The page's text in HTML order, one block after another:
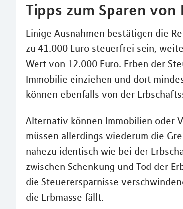
Tipps zum Sparen
Einige Ausnahmen bestätigen die
zu 41.000 Euro steuerfrei sein,
Wert von 12.000 Euro. Erben der
Immobilie einziehen und dort
können ebenfalls von der
Alternativ können Immobilien oder
müssen allerdings wiederum die
nahezu identisch wie bei der
zwischen Schenkung und Tod der
die Steuerersparnisse
die Erbmasse fällt.